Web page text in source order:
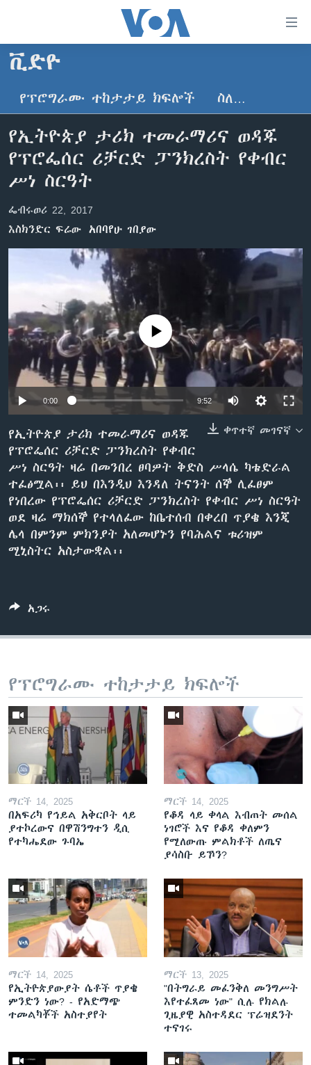
ማገናኛዎች
ዋናው
ይዘት
ወደ
ዋናው
ይዘት
እለፍ
ወደ
ዋናው
ዜና
ኢትዮጵያ
አሜሪካ
ኑሮ በጤንነት
ከምሽቱ ሦስት ሰዓት የአማርኛ ዜና
ቪዲዮ
ክምችት
Learning English
ቋንቋዎች
ቪድዮ
የፕሮግራሙ ተከታታይ ክፍሎች ስለ…
የኢትዮጵያ ታሪክ ተመራማሪና ወዳጁ
የፕሮፌሰር ሪቻርድ ፓንክረስት የቀብር
ሥነ ስርዓት
ፌብሩወሪ 22, 2017
እስክንድር ፍሬው
አበባየሁ ገበያው
No media source currently available
0:00 9:52
ቀጥተኛ መገናኛ
የኢትዮጵያ ታሪክ ተመራማሪና ወዳጁ
የፕሮፌሰር ሪቻርድ ፓንክረስት የቀብር
ሥነ ስርዓት ዛሬ በመንበረ ፀባዎት ቅድስ ሥላሴ ካቴድራል
ተፈፅሟል፡፡ ይህ በእንዲህ እንዳለ ትናንት ሰኞ ሊፈፀም
የነበረው የፕሮፌሰር ሪቻርድ ፓንክረስት የቀብር ሥነ ስርዓት
ወደ ዛሬ ማክሰኞ የተላለፈው ከቤተሰብ በቀረበ ጥያቄ እንጂ
ሌላ በምንም ምክንያት አለመሆኑን የባሕልና ቱሪዝም
ሚኒስትር አስታውቋል፡፡
አጋሩ
የፕሮግራሙ ተከታታይ ክፍሎች
ማርች 14, 2025
በአፍሪካ የኅይል አቅርቦት ላይ
ያተኮረውና በዋሽንግተን ዲሲ
የተካሔደው ጉባኤ
ማርች 14, 2025
የቆዳ ላይ ቀላል እብጠት መሰል
ነገሮች እና የቆዳ ቀለምን
የሚለውጡ ምልክቶች ለጤና
ያሳስቡ ይኾን?
ማርች 14, 2025
የኢትዮጵያውያት ሴቶች ጥያቄ
ምንድን ነው? - የአድማጭ
ተመልካቾች አስተያየት
ማርች 13, 2025
"በትግራይ መፈንቅለ መንግሥት
እየተፈጸመ ነው" ሲሉ የክልሉ
ጊዜያዊ አስተዳደር ፕሬዝደንት
ተናገሩ